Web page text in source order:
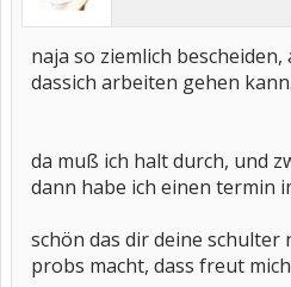
naja so ziemlich
dassich arbeiten gehen kann.
da muß ich halt durch, und
dann habe ich einen termin
schön das dir deine
probs macht, dass freut